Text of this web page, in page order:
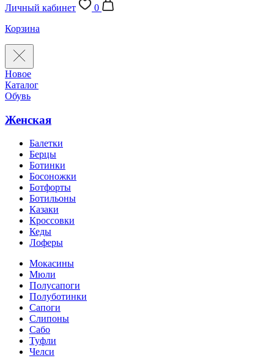
Личный кабинет
0
Корзина
Новое
Каталог
Обувь
Женская
Балетки
Берцы
Ботинки
Босоножки
Ботфорты
Ботильоны
Казаки
Кроссовки
Кеды
Лоферы
Мокасины
Мюли
Полусапоги
Полуботинки
Сапоги
Слипоны
Сабо
Туфли
Челси